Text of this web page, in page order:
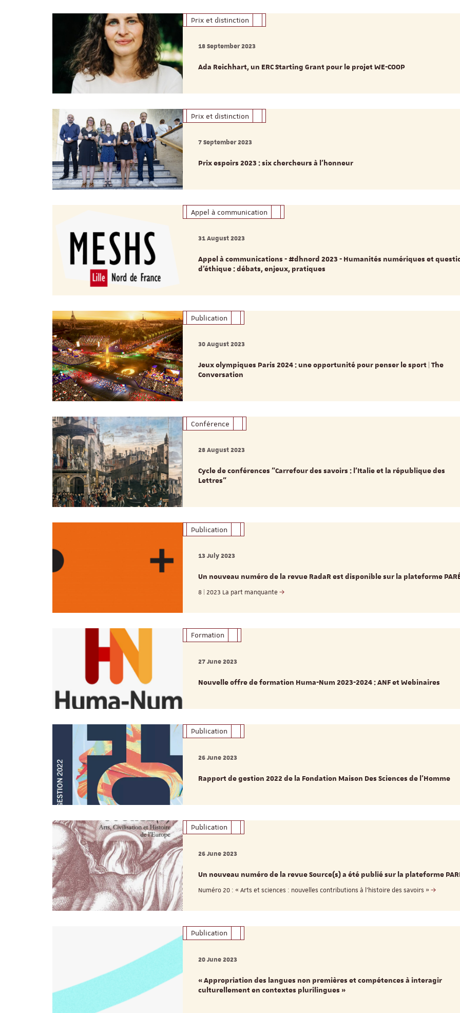
Prix et distinction
18 September 2023
Ada Reichhart, un ERC Starting Grant pour le projet WE-COOP
Prix et distinction
7 September 2023
Prix espoirs 2023 : six chercheurs à l’honneur
Appel à communication
31 August 2023
Appel à communications - #dhnord 2023 - Humanités numériques et
d'éthique : débats, enjeux, pratiques
Publication
30 August 2023
Jeux olympiques Paris 2024 : une opportunité pour penser le sport | The
Conversation
Conférence
28 August 2023
Cycle de conférences "Carrefour des savoirs : l'Italie et la république des
Lettres"
Publication
13 July 2023
Un nouveau numéro de la revue RadaR est disponible sur la plateforme
8 | 2023 La part manquante
Formation
27 June 2023
Nouvelle offre de formation Huma-Num 2023-2024 : ANF et Webinaires
Publication
26 June 2023
Rapport de gestion 2022 de la Fondation Maison Des Sciences de l'Homme
Publication
26 June 2023
Un nouveau numéro de la revue Source(s) a été publié sur la plateforme
Numéro 20 : « Arts et sciences : nouvelles contributions à l’histoire des savoirs »
Publication
20 June 2023
« Appropriation des langues non premières et compétences à interagir
culturellement en contextes plurilingues »